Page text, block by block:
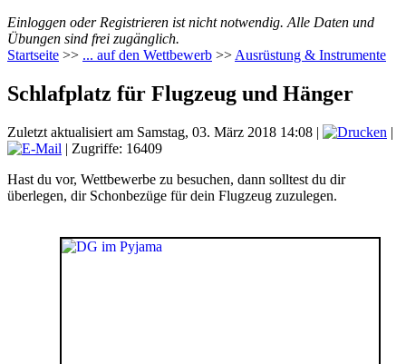
Einloggen oder Registrieren ist nicht notwendig. Alle Daten und
Übungen sind frei zugänglich.
Startseite >> ... auf den Wettbewerb >> Ausrüstung & Instrumente
Schlafplatz für Flugzeug und Hänger
Zuletzt aktualisiert am Samstag, 03. März 2018 14:08 |
|
| Zugriffe: 16409
Hast du vor, Wettbewerbe zu besuchen, dann solltest du dir
überlegen, dir Schonbezüge für dein Flugzeug zuzulegen.